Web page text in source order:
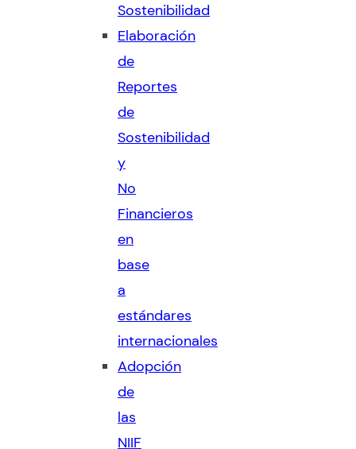
Sostenibilidad
Elaboración
de
Reportes
de
Sostenibilidad
y
No
Financieros
en
base
a
estándares
internacionales
Adopción
de
las
NIIF